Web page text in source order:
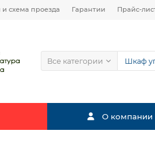
и схема проезда Гарантии Прайс-
Все категории
О компании